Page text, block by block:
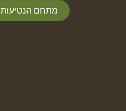
מתחם הנטיעות